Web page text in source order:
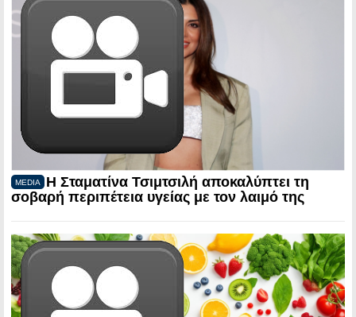
MEDIA
Η Σταματίνα Τσιμτσιλή αποκαλύπτει τη
σοβαρή περιπέτεια υγείας με τον λαιμό της